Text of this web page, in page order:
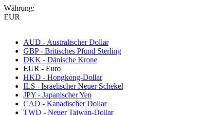
Währung:
EUR
AUD - Australischer Dollar
GBP - Britisches Pfund Sterling
DKK - Dänische Krone
EUR - Euro
HKD - Hongkong-Dollar
ILS - Israelischer Neuer Schekel
JPY - Japanischer Yen
CAD - Kanadischer Dollar
TWD - Neuer Taiwan-Dollar